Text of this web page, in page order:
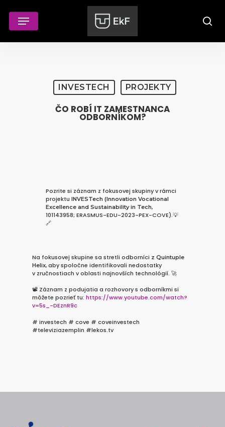
content
Menu
INVESTECH PROJEKTY
ČO ROBÍ IT ZAMESTNANCA
ODBORNÍKOM?
Pozrite si záznam z fokusovej skupiny v rámci
projektu INVESTech (Innovation Vocational
Excellence and Sustainability in Tech,
101143958; ERASMUS-EDU-2023-PEX-COVE).💡
🔗
Na fokusovej skupine sa stretli odborníci z Quintuple
Helix, aby spoločne identifikovali nedostatky
v zručnostiach v oblasti najnovších technológií. 🚀
📽 Záznam z podujatia a rozhovory s odborníkmi si
môžete pozrieť tu:https://www.youtube.com/watch?
v=5s_-DEznR9c
# investech # cove # coveinvestech
#televiziazemplin #lekos.tv